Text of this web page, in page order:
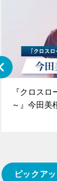
『クロス
～』今田
ピックア